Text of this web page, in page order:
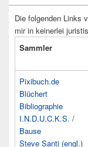
Die folgenden Links
mir in keinerlei
Sammler
Pixibuch.de
Blüchert
Bibliographie
I.N.D.U.C.K.S. /
Bause
Steve Santi (engl.)